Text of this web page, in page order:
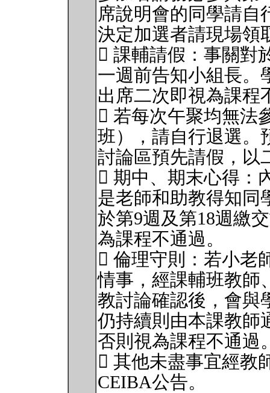
席說明會的同學請自
決定加選者請現場領
 課輔請假：事關對
一週前告知小組長。
出席二次即視為課程
 若每次午聚均無法
班），請自行退選。
討論區預先請假，以
 期中、期末心得：
是老師和助教得知同
於第9週及第18週繳
為課程不通過。
 倫理守則：若小老
情事，經課輔班教師
教討論確認後，會與
仍持續則由本課教師
否則視為課程不通過
 其他未盡事宜經教
CEIBA公告。